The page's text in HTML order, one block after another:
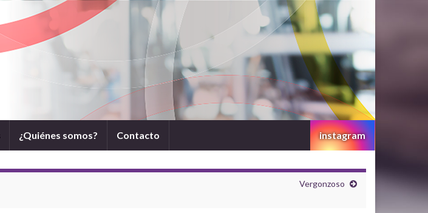
¿Quiénes somos? Contacto instagram
Vergonzoso